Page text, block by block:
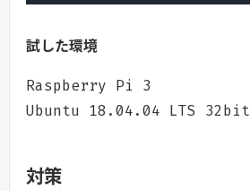
試した環境
Raspberry Pi 3
Ubuntu 18.04.04 LTS 32bit
対策